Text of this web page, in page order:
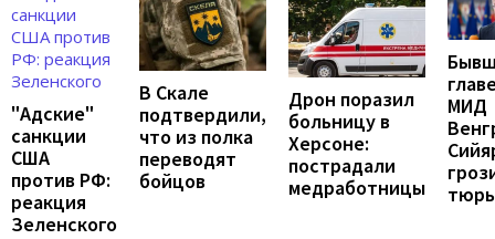
"Адские"
санкции
США
против РФ:
реакция
Зеленского
В Скале
подтвердили,
что из полка
переводят
бойцов
Дрон поразил
больницу в
Херсоне:
пострадали
медработницы
МИД